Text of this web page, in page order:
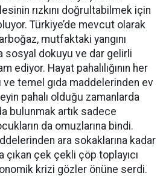
rızkını doğrultabilmek için
Türkiye’de mevcut olarak
mutfaktaki yangını
sosyal dokuyu ve dar gelirli
ediyor. Hayat pahalılığının her
ve temel gıda maddelerinden ev
pahalı olduğu zamanlarda
bulunmak artık sadece
da omuzlarına bindi.
ara sokaklarına kadar
çıkan çek çekli çöp toplayıcı
krizi gözler önüne serdi.